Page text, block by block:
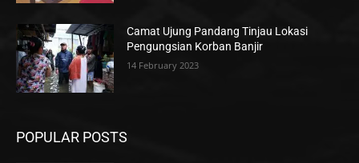
Camat Ujung Pandang Tinjau Lokasi
Pengungsian Korban Banjir
14 February 2023
POPULAR POSTS